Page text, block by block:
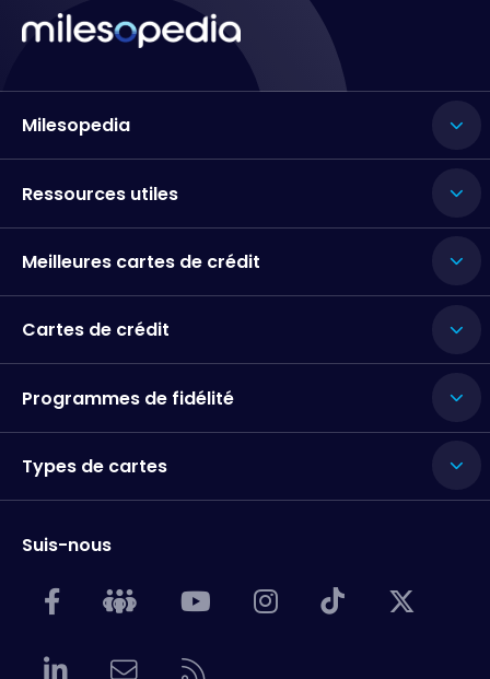
Milesopedia
Ressources utiles
Meilleures cartes de crédit
Cartes de crédit
Programmes de fidélité
Types de cartes
Suis-nous